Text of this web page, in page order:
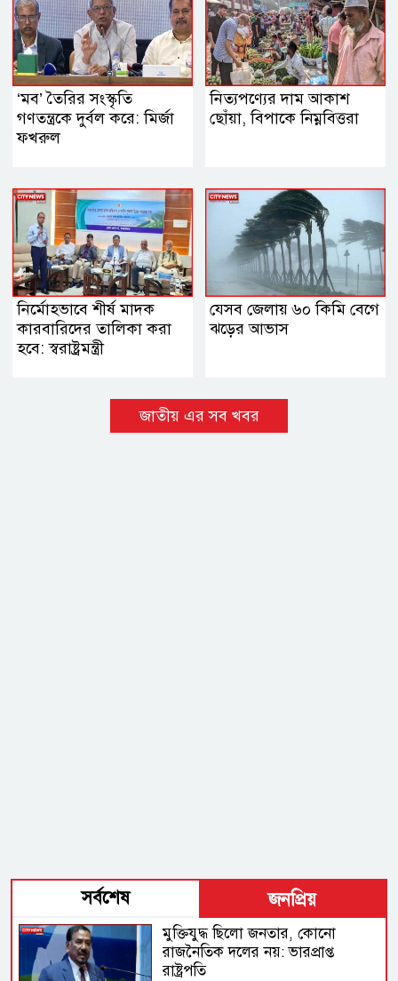
‘মব’ তৈরির সংস্কৃতি
গণতন্ত্রকে দুর্বল করে: মির্জা
ফখরুল
নিত্যপণ্যের দাম আকাশ
ছোঁয়া, বিপাকে নিম্নবিত্তরা
নির্মোহভাবে শীর্ষ মাদক
কারবারিদের তালিকা করা
হবে: স্বরাষ্ট্রমন্ত্রী
যেসব জেলায় ৬০ কিমি বেগে
ঝড়ের আভাস
জাতীয় এর সব খবর
সর্বশেষ জনপ্রিয়
মুক্তিযুদ্ধ ছিলো জনতার, কোনো
রাজনৈতিক দলের নয়: ভারপ্রাপ্ত
রাষ্ট্রপতি